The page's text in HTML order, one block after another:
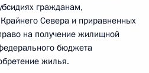
гражданам,
Севера и приравненных
на получение жилищной
бюджета
жилья.